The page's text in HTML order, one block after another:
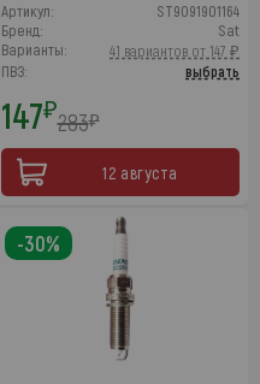
Артикул:
ST9091901164
Бренд:
Sat
Варианты:
41 вариантов от 147 ₽
ПВЗ:
выбрать
147₽283₽
12 августа
-30%